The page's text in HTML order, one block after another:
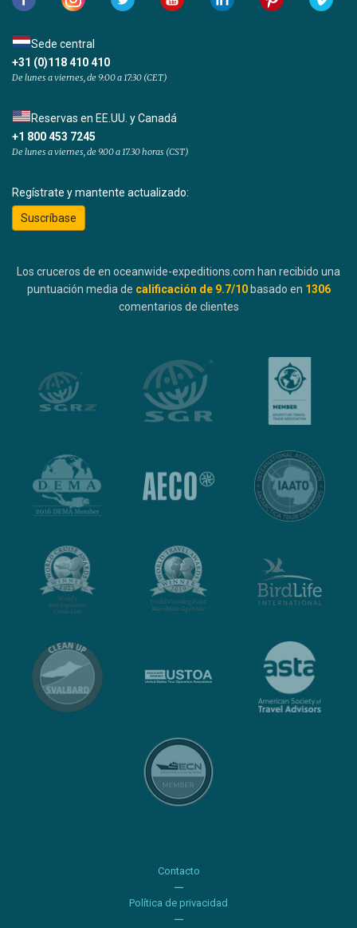
Sede central
+31 (0)118 410 410
De lunes a viernes, de 9:00 a 17:30 (CET)
Reservas en EE.UU. y Canadá
+1 800 453 7245
De lunes a viernes, de 9.00 a 17.30 horas (CST)
Regístrate y mantente actualizado:
Suscríbase
Los cruceros de en oceanwide-expeditions.com han recibido una
puntuación media de calificación de 9.7/10 basado en 1306
comentarios de clientes
Contacto
Política de privacidad